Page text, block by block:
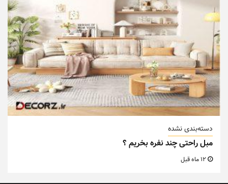
دسته‌بندی نشده
مبل راحتی چند نفره بخریم ؟